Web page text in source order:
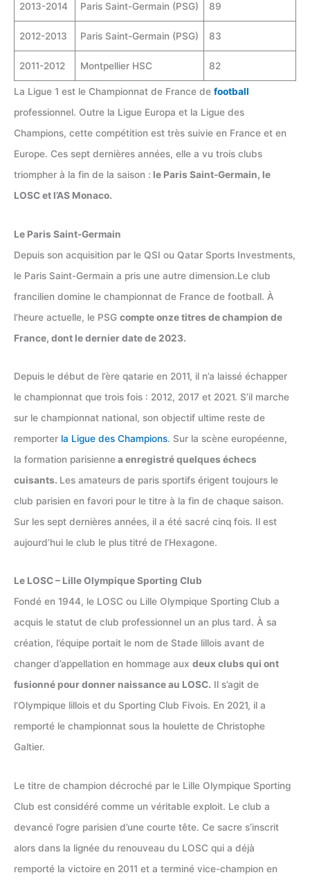
2013-2014 Paris Saint-Germain (PSG) 89
2012-2013 Paris Saint-Germain (PSG) 83
2011-2012 Montpellier HSC 82
La Ligue 1 est le Championnat de France de football
professionnel. Outre la Ligue Europa et la Ligue des
Champions, cette compétition est très suivie en France et en
Europe. Ces sept dernières années, elle a vu trois clubs
triompher à la fin de la saison : le Paris Saint-Germain, le
LOSC et l’AS Monaco.
Le Paris Saint-Germain
Depuis son acquisition par le QSI ou Qatar Sports Investments,
le Paris Saint-Germain a pris une autre dimension.Le club
francilien domine le championnat de France de football. À
l’heure actuelle, le PSG compte onze titres de champion de
France, dont le dernier date de 2023.
Depuis le début de l’ère qatarie en 2011, il n’a laissé échapper
le championnat que trois fois : 2012, 2017 et 2021. S’il marche
sur le championnat national, son objectif ultime reste de
remporter la Ligue des Champions. Sur la scène européenne,
la formation parisiennea enregistré quelques échecs
cuisants. Les amateurs de paris sportifs érigent toujours le
club parisien en favori pour le titre à la fin de chaque saison.
Sur les sept dernières années, il a été sacré cinq fois. Il est
aujourd’hui le club le plus titré de l’Hexagone.
Le LOSC – Lille Olympique Sporting Club
Fondé en 1944, le LOSC ou Lille Olympique Sporting Club a
acquis le statut de club professionnel un an plus tard. À sa
création, l’équipe portait le nom de Stade lillois avant de
changer d’appellation en hommage aux deux clubs qui ont
fusionné pour donner naissance au LOSC. Il s’agit de
l’Olympique lillois et du Sporting Club Fivois. En 2021, il a
remporté le championnat sous la houlette de Christophe
Galtier.
Le titre de champion décroché par le Lille Olympique Sporting
Club est considéré comme un véritable exploit. Le club a
devancé l’ogre parisien d’une courte tête. Ce sacre s’inscrit
alors dans la lignée du renouveau du LOSC qui a déjà
remporté la victoire en 2011 et a terminé vice-champion en